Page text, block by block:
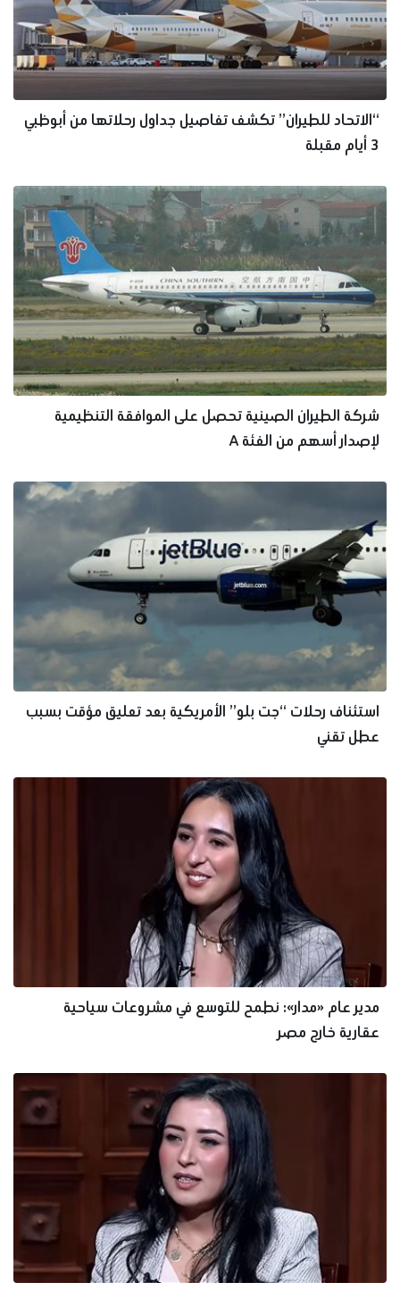
“الاتحاد للطيران” تكشف تفاصيل جداول رحلاتها من أبوظبي
3 أيام مقبلة
شركة الطيران الصينية تحصل على الموافقة التنظيمية
لإصدار أسهم من الفئة A
استئناف رحلات “جت بلو” الأمريكية بعد تعليق مؤقت بسبب
عطل تقني
مدير عام «مدار»: نطمح للتوسع في مشروعات سياحية
عقارية خارج مصر